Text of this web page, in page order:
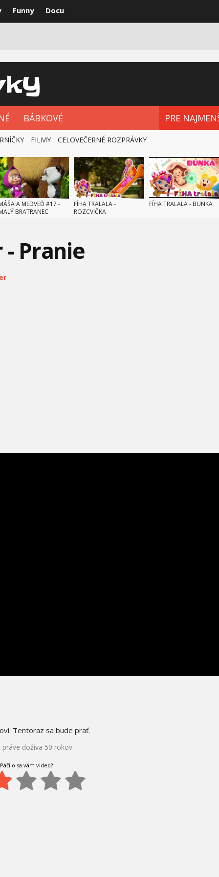
Funny Docu
BÁBKOVÉ PRE
FILMY CELOVEČERNÉ ROZPRÁVKY
A MEDVEĎ #17 -
BRATRANEC
FÍHA TRALALA -
ROZCVIČKA
FÍHA TRALALA - BUNKA
PAT A MAT - FAX
- Pranie
Tentoraz sa bude prať.
dožíva 50 rokov.
Páčilo sa vám video?